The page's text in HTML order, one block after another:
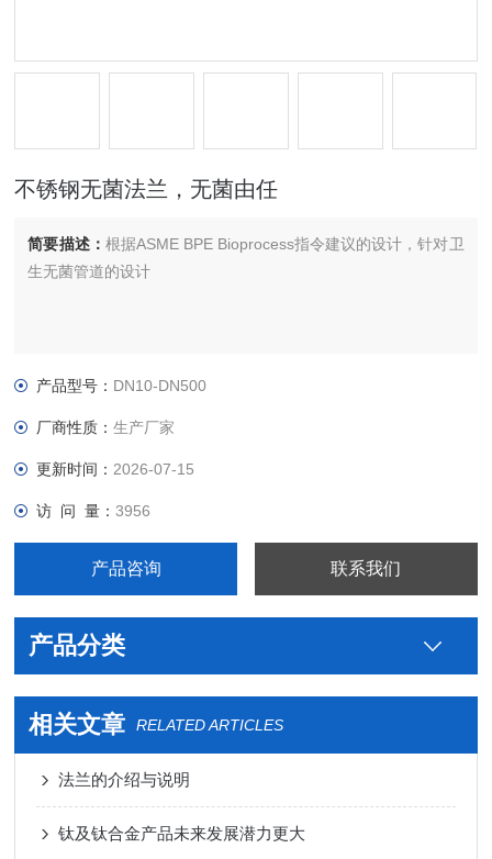
不锈钢无菌法兰，无菌由任
简要描述： 根据ASME BPE Bioprocess指令建议的设计，针对卫
生无菌管道的设计
产品型号： DN10-DN500
厂商性质：生产厂家
更新时间： 2026-07-15
访 问 量：3956
产品咨询 联系我们
产品分类
相关文章 RELATED ARTICLES
法兰的介绍与说明
钛及钛合金产品未来发展潜力更大